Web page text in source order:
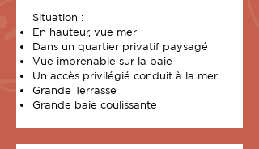
Situation :
En hauteur, vue mer
Dans un quartier privatif paysagé
Vue imprenable sur la baie
Un accès privilégié conduit à la mer
Grande Terrasse
Grande baie coulissante